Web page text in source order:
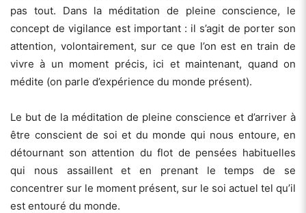
pas tout. Dans la méditation de pleine conscience, le
concept de vigilance est important : il s’agit de porter son
attention, volontairement, sur ce que l’on est en train de
vivre à un moment précis, ici et maintenant, quand on
médite (on parle d’expérience du monde présent).
Le but de la méditation de pleine conscience et d’arriver à
être conscient de soi et du monde qui nous entoure, en
détournant son attention du flot de pensées habituelles
qui nous assaillent et en prenant le temps de se
concentrer sur le moment présent, sur le soi actuel tel qu’il
est entouré du monde.